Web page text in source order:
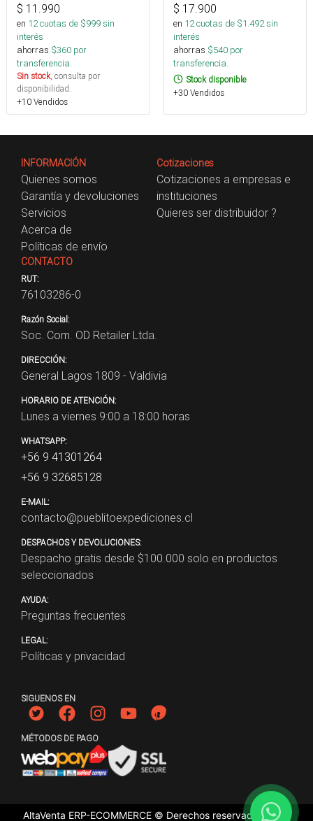
$ 11.990
en 12cuotas de $999sin
interés
ahorras $360 por
transferencia.
Sin stock, consulta por
disponibilidad.
+10 Vendidos
$ 17.900
en 12cuotas de $1.492sin
interés
ahorras $540 por
transferencia.
Stock disponible
+30 Vendidos
INFORMACIÓN
Quienes somos
Garantía y devoluciones
Servicios
Acerca de
Políticas de envío
Cotizaciones
Cotizaciones a empresas e
instituciones
Quieres ser distribuidor ?
CONTACTO
RUT:
76103286-0
Razón Social:
Soc. Com. OD Retailer Ltda.
DIRECCIÓN:
General Lagos 1809 - Valdivia
HORARIO DE ATENCIÓN:
Lunes a viernes 9:00 a 18:00 horas
WHATSAPP:
+56 9 41301264
+56 9 32685128
E-MAIL:
contacto@pueblitoexpediciones.cl
DESPACHOS Y DEVOLUCIONES:
Despacho gratis desde $100.000 solo en productos
seleccionados
AYUDA:
Preguntas frecuentes
LEGAL:
Políticas y privacidad
SIGUENOS EN
MÉTODOS DE PAGO
AltaVenta ERP-ECOMMERCE © Derechos reservados 2026